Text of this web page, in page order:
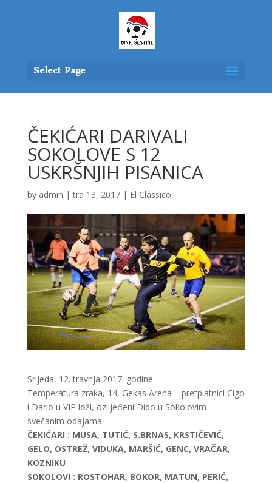
Select Page
ČEKIĆARI DARIVALI
SOKOLOVE S 12
USKRŠNJIH PISANICA
by admin |tra 13, 2017| El Classico
Srijeda, 12. travnja 2017. godine
Temperatura zraka, 14, Gekas Arena – pretplatnici Cigo
i Dario u VIP loži, ozlijeđeni Dido u Sokolovim
svečanim odajama
ČEKIĆARI : MUSA, TUTIĆ, S.BRNAS, KRSTIČEVIĆ,
GELO, OSTREŽ, VIDUKA, MARŠIĆ, GENC, VRAČAR,
KOZNIKU
SOKOLOVI : ROSTOHAR, BOKOR, MATUN, PERIĆ,